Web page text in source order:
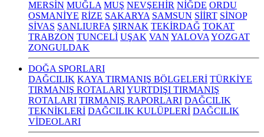
MERSİN MUĞLA MUŞ NEVŞEHİR NİĞDE ORDU
OSMANİYE RİZE SAKARYA SAMSUN SİİRT SİNOP
SİVAS ŞANLIURFA ŞIRNAK TEKİRDAĞ TOKAT
TRABZON TUNCELİ UŞAK VAN YALOVA YOZGAT
ZONGULDAK
DOĞA SPORLARI
DAĞCILIK KAYA TIRMANIŞ BÖLGELERİ TÜRKİYE
TIRMANIŞ ROTALARIYURTDIŞI TIRMANIŞ
ROTALARI TIRMANIŞ RAPORLARI DAĞCILIK
TEKNİKLERİ DAĞCILIK KULÜPLERİ DAĞCILIK
VİDEOLARI